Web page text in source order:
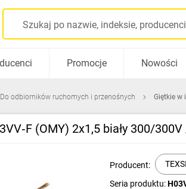
Promocje Nowości
Do odbiorników ruchomych i przenośnych Giętkie w
(OMY) 2x1,5 biały 300/
Producent:
Seria produktu: